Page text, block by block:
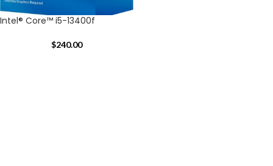
Intel® Core™ i5-13400f
$240.00